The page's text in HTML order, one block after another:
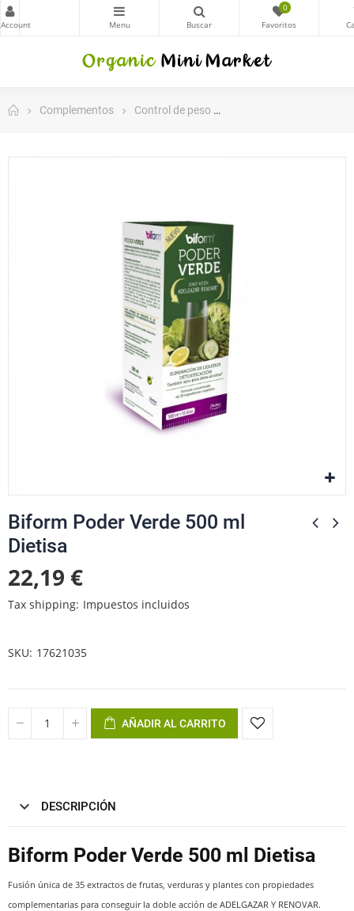
0
Complementos Control de peso
Biform Poder Verde 500 ml
Dietisa
22,19 €
Tax shipping Impuestos incluidos
SKU 17621035
AÑADIR AL CARRITO
DESCRIPCIÓN
Biform Poder Verde 500 ml Dietisa
Fusión única de 35 extractos de frutas, verduras y plantes con propiedades
complementarias para conseguir la doble acción de ADELGAZAR Y RENOVAR.